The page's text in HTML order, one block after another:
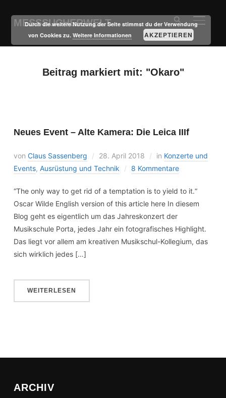
MESSSUCHERWELT
Beitrag markiert mit: "Okaro"
Neues Event – Alte Kamera: Die Leica IIIf
von Claus Sassenberg 28. April 2018 in Konzerte und
Events, Ausrüstung und Technik 8 Kommentare
“The only way to get rid of a temptation is to yield to it.“
Oscar Wilde English version of this article here In diesem
Blog geht es eigentlich um das Jahreskonzert der
Musikschule Porta, jedes Jahr ein fotografisches Highlight.
Das liegt vor allem am kreativen Musikschul-Kollegium, das
sich wirklich jedes […]
WEITERLESEN
ARCHIV
Durch die weitere Nutzung der Seite stimmst du der Verwendung
von Cookies zu.Weitere Informationen AKZEPTIEREN